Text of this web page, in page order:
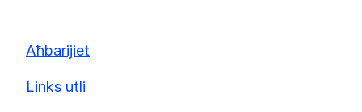
Aħbarijiet
Links utli